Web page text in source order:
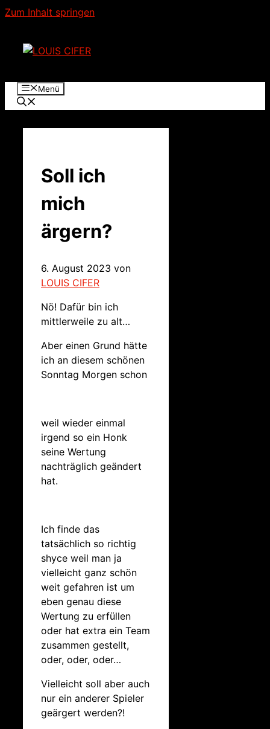
Zum Inhalt springen
Menü
Soll ich
mich
ärgern?
6. August 2023 von
LOUIS CIFER
Nö! Dafür bin ich
mittlerweile zu alt…
Aber einen Grund hätte
ich an diesem schönen
Sonntag Morgen schon
weil wieder einmal
irgend so ein Honk
seine Wertung
nachträglich geändert
hat.
Ich finde das
tatsächlich so richtig
shyce weil man ja
vielleicht ganz schön
weit gefahren ist um
eben genau diese
Wertung zu erfüllen
oder hat extra ein Team
zusammen gestellt,
oder, oder, oder…
Vielleicht soll aber auch
nur ein anderer Spieler
geärgert werden?!